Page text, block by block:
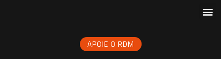
APOIE O RDM